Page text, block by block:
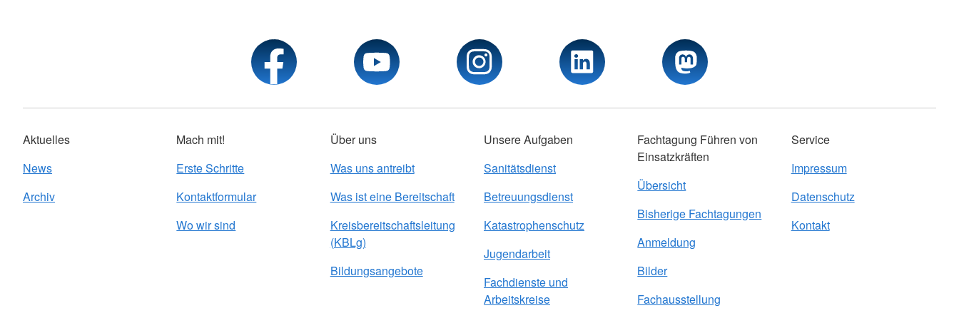
Aktuelles
News
Archiv
Mach mit!
Erste Schritte
Kontaktformular
Wo wir sind
Über uns
Was uns antreibt
Was ist eine Bereitschaft
Kreisbereitschaftsleitung
(KBLg)
Bildungsangebote
Unsere Aufgaben
Sanitätsdienst
Betreuungsdienst
Katastrophenschutz
Jugendarbeit
Fachdienste und
Arbeitskreise
Fachtagung Führen von
Einsatzkräften
Übersicht
Bisherige Fachtagungen
Anmeldung
Bilder
Fachausstellung
Service
Impressum
Datenschutz
Kontakt